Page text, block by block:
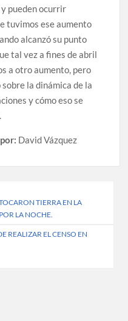
pueden ocurrir
tuvimos ese aumento
alcanzó su punto
tal vez a fines de abril
a otro aumento, pero
la dinámica de la
y cómo eso se
David Vázquez
TIERRA EN LA
LA NOCHE.
REALIZAR EL CENSO EN